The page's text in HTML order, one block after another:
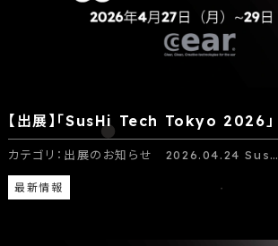
【出展】「SusHi Tech Tokyo 2026」
カテゴリ：出展のお知らせ 2026.04.24 Sus…
最新情報